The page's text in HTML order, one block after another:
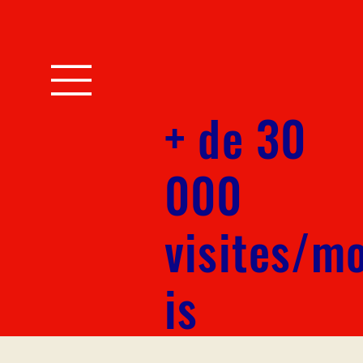
+ de 30
000
visites/
is